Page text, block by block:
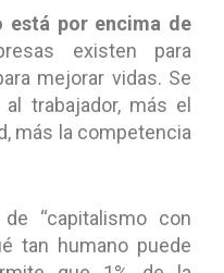
está por encima de
existen para
mejorar vidas. Se
trabajador, más el
más la competencia
“capitalismo con
tan humano puede